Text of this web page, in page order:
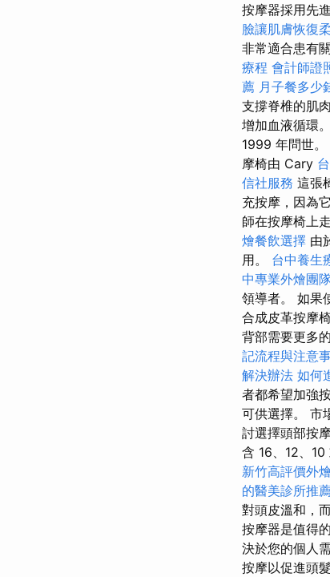
按摩器採用先
臉讓肌膚恢復
非常適合患有
療程 會計師證
薦 月子餐多少
支撐脊椎的肌
增加血液循環。
1999 年問世。
摩椅由 Cary
信社服務 這張
充按摩，因為
師在按摩椅上
燴餐飲選擇 由
用。 台中養生
中專業外燴團
領導者。 如果
合成皮革按摩
背部需要更多
記流程與注意
解決辦法 如何
者都希望加強
可供選擇。 市
討選擇頭部按
含 16、12、
新竹高評價外
的醫美診所推
對頭皮溫和，
按摩器是值得
決於您的個人
按摩以促進頭